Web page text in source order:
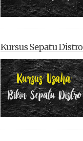
Kursus Sepatu Distro